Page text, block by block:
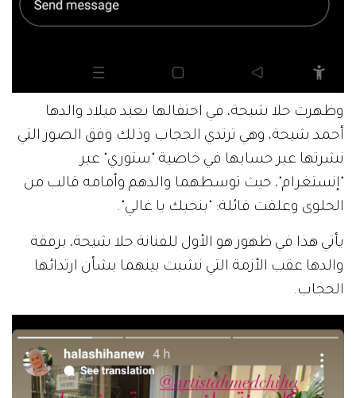
وظهرت حلا شيحة، في احتفالها بعيد ميلاد والدها
أحمد شيحة، وهي ترتدي الحجاب وذلك وفق الصور التي
نشرتها عبر حسابها في خاصية "ستوري" عبر
"إنستغرام"، حيث توسطهما والدهم وأمامه قالب من
الحلوى وعلقت قائلة: "بنحبك يا غالي".
يأتي هذا في ظهور هو الأول للفنانة حلا شيحة، برفقة
والدها عقب الأزمة التي نشبت بينهما بشأن ارتدائها
الحجاب.